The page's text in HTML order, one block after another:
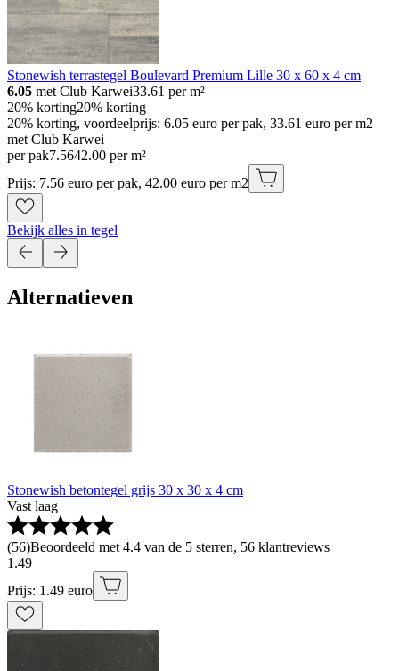
Stonewish terrastegel Boulevard Premium Lille 30 x 60 x 4 cm
6.05 met Club Karwei33.61 per m²
20% korting20% korting
20% korting, voordeelprijs: 6.05 euro per pak, 33.61 euro per m2
met Club Karwei
per pak7.5642.00 per m²
Prijs: 7.56 euro per pak, 42.00 euro per m2
Bekijk alles in tegel
Alternatieven
Stonewish betontegel grijs 30 x 30 x 4 cm
Vast laag
(56)Beoordeeld met 4.4 van de 5 sterren, 56 klantreviews
1 .49
Prijs: 1.49 euro